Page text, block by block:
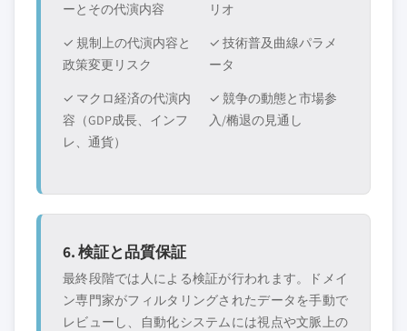
ーとその代演内容
リオ
✓ 規制上の代演内容と
政策変更リスク
✓ 技術普及曲線パラメ
ータ
✓ マクロ経済の代演内
容（GDP成長、インフ
レ、通貨）
✓ 競争の動態と市場参
入/椭退の見通し
6. 検証と品質保証
最終段階では人による検証が行われます。ドメイ
ン専門家がフィルタリングされたデータを手動で
レビューし、自動化システムには視点や文脈上の